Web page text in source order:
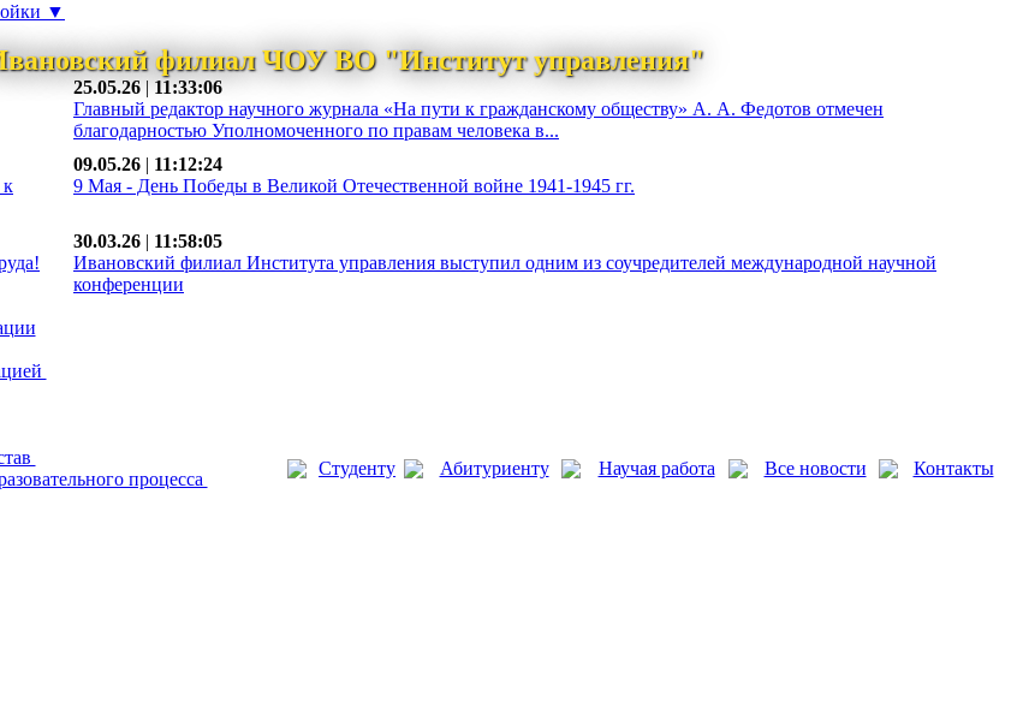
▼
филиал ЧОУ ВО "Институт управления"
25.05.26 | 11:33:06
Главный редактор научного журнала «На пути к гражданскому обществу» А. А. Федотов отмечен
благодарностью Уполномоченного по правам человека в...
к
09.05.26 | 11:12:24
9 Мая - День Победы в Великой Отечественной войне 1941-1945 гг.
30.03.26 | 11:58:05
Ивановский филиал Института управления выступил одним из соучредителей международной научной
конференции
процесса
Студенту Абитуриенту Научая работа Все новости Контакты